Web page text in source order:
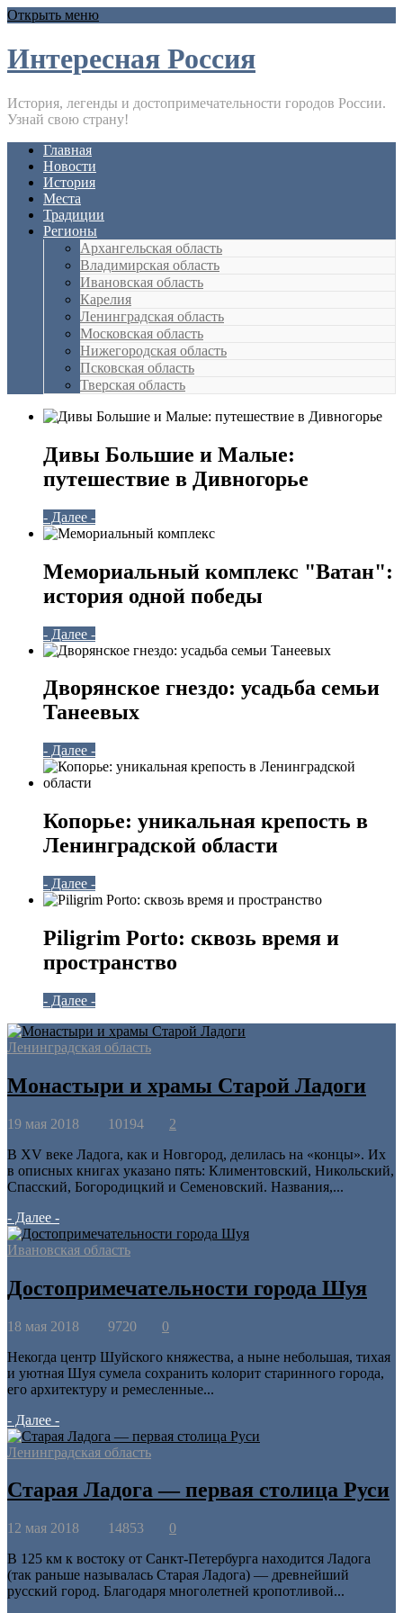
Открыть меню
Интересная Россия
История, легенды и достопримечательности городов России.
Узнай свою страну!
Главная
Новости
История
Места
Традиции
Регионы
Архангельская область
Владимирская область
Ивановская область
Карелия
Ленинградская область
Московская область
Нижегородская область
Псковская область
Тверская область
Дивы Большие и Малые:
путешествие в Дивногорье
- Далее -
Мемориальный комплекс "Ватан":
история одной победы
- Далее -
Дворянское гнездо: усадьба семьи
Танеевых
- Далее -
Копорье: уникальная крепость в
Ленинградской области
- Далее -
Piligrim Porto: сквозь время и
пространство
- Далее -
Ленинградская область
Монастыри и храмы Старой Ладоги
19 мая 2018 10194 2
В XV веке Ладога, как и Новгород, делилась на «концы». Их
в описных книгах указано пять: Климентовский, Никольский,
Спасский, Богородицкий и Семеновский. Названия,...
- Далее -
Ивановская область
Достопримечательности города Шуя
18 мая 2018 9720 0
Некогда центр Шуйского княжества, а ныне небольшая, тихая
и уютная Шуя сумела сохранить колорит старинного города,
его архитектуру и ремесленные...
- Далее -
Ленинградская область
Старая Ладога — первая столица Руси
12 мая 2018 14853 0
В 125 км к востоку от Санкт-Петербурга находится Ладога
(так раньше называлась Старая Ладога) — древнейший
русский город. Благодаря многолетней кропотливой...